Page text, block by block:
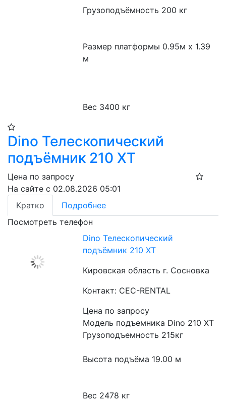
Грузоподъёмность 200 кг
Размер платформы 0.95м x 1.39
м
Вес 3400 кг
Dino Телескопический
подъёмник 210 XT​
Цена по запросу
На сайте с 02.08.2026 05:01
Кратко
Подробнее
Посмотреть телефон
Dino Телескопический
подъёмник 210 XT​
Кировская область г. Сосновка
Контакт: CEC-RENTAL
Цена по запросу
Модель подъемника Dino 210 XT
Грузоподъемность 215кг
Высота подъёма 19.00 м
Вес 2478 кг